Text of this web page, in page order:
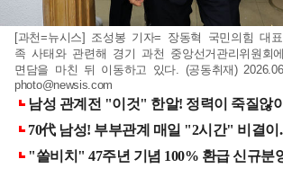
[과천=뉴시스] 조성봉 기자= 장동혁 국민의힘 대
족 사태와 관련해 경기 과천 중앙선거관리위원회
면담을 마친 뒤 이동하고 있다. (공동취재)
photo@newsis.com